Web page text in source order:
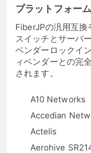
プラットフォー
FiberJPの汎用互換
スイッチとサーバ
ベンダーロックイ
ィベンダーとの完
されます。
A10 Networks
Accedian
Actelis
Aerohive